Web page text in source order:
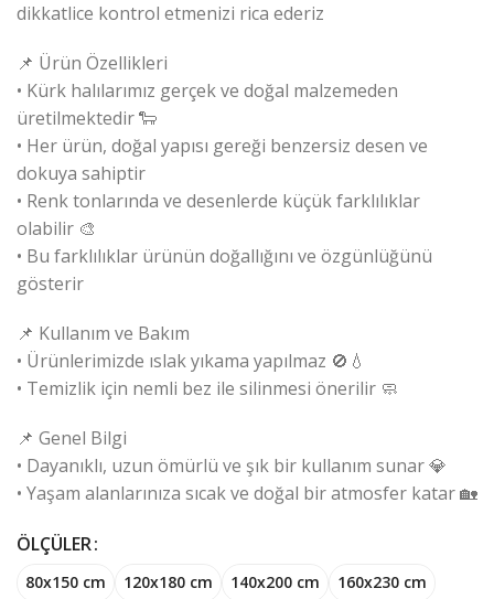
dikkatlice kontrol etmenizi rica ederiz
📌 Ürün Özellikleri
• Kürk halılarımız gerçek ve doğal malzemeden
üretilmektedir 🐑
• Her ürün, doğal yapısı gereği benzersiz desen ve
dokuya sahiptir
• Renk tonlarında ve desenlerde küçük farklılıklar
olabilir 🎨
• Bu farklılıklar ürünün doğallığını ve özgünlüğünü
gösterir
📌 Kullanım ve Bakım
• Ürünlerimizde ıslak yıkama yapılmaz 🚫💧
• Temizlik için nemli bez ile silinmesi önerilir 🧼
📌 Genel Bilgi
• Dayanıklı, uzun ömürlü ve şık bir kullanım sunar 💎
• Yaşam alanlarınıza sıcak ve doğal bir atmosfer katar 🏡
ÖLÇÜLER
80x150 cm 120x180 cm 140x200 cm 160x230 cm